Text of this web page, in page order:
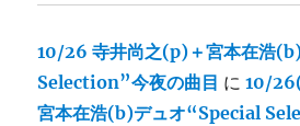
10/26 寺井尚之(p)＋宮本在浩
Selection”今夜の曲目 に10/
宮本在浩(b)デュオ“Special